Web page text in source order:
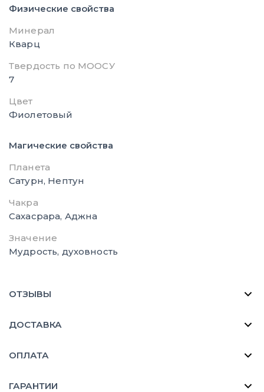
Физические свойства
Минерал
Кварц
Твердость по МООСУ
7
Цвет
Фиолетовый
Магические свойства
Планета
Сатурн, Нептун
Чакра
Сахасрара, Аджна
Значение
Мудрость, духовность
ОТЗЫВЫ
ДОСТАВКА
ОПЛАТА
ГАРАНТИИ